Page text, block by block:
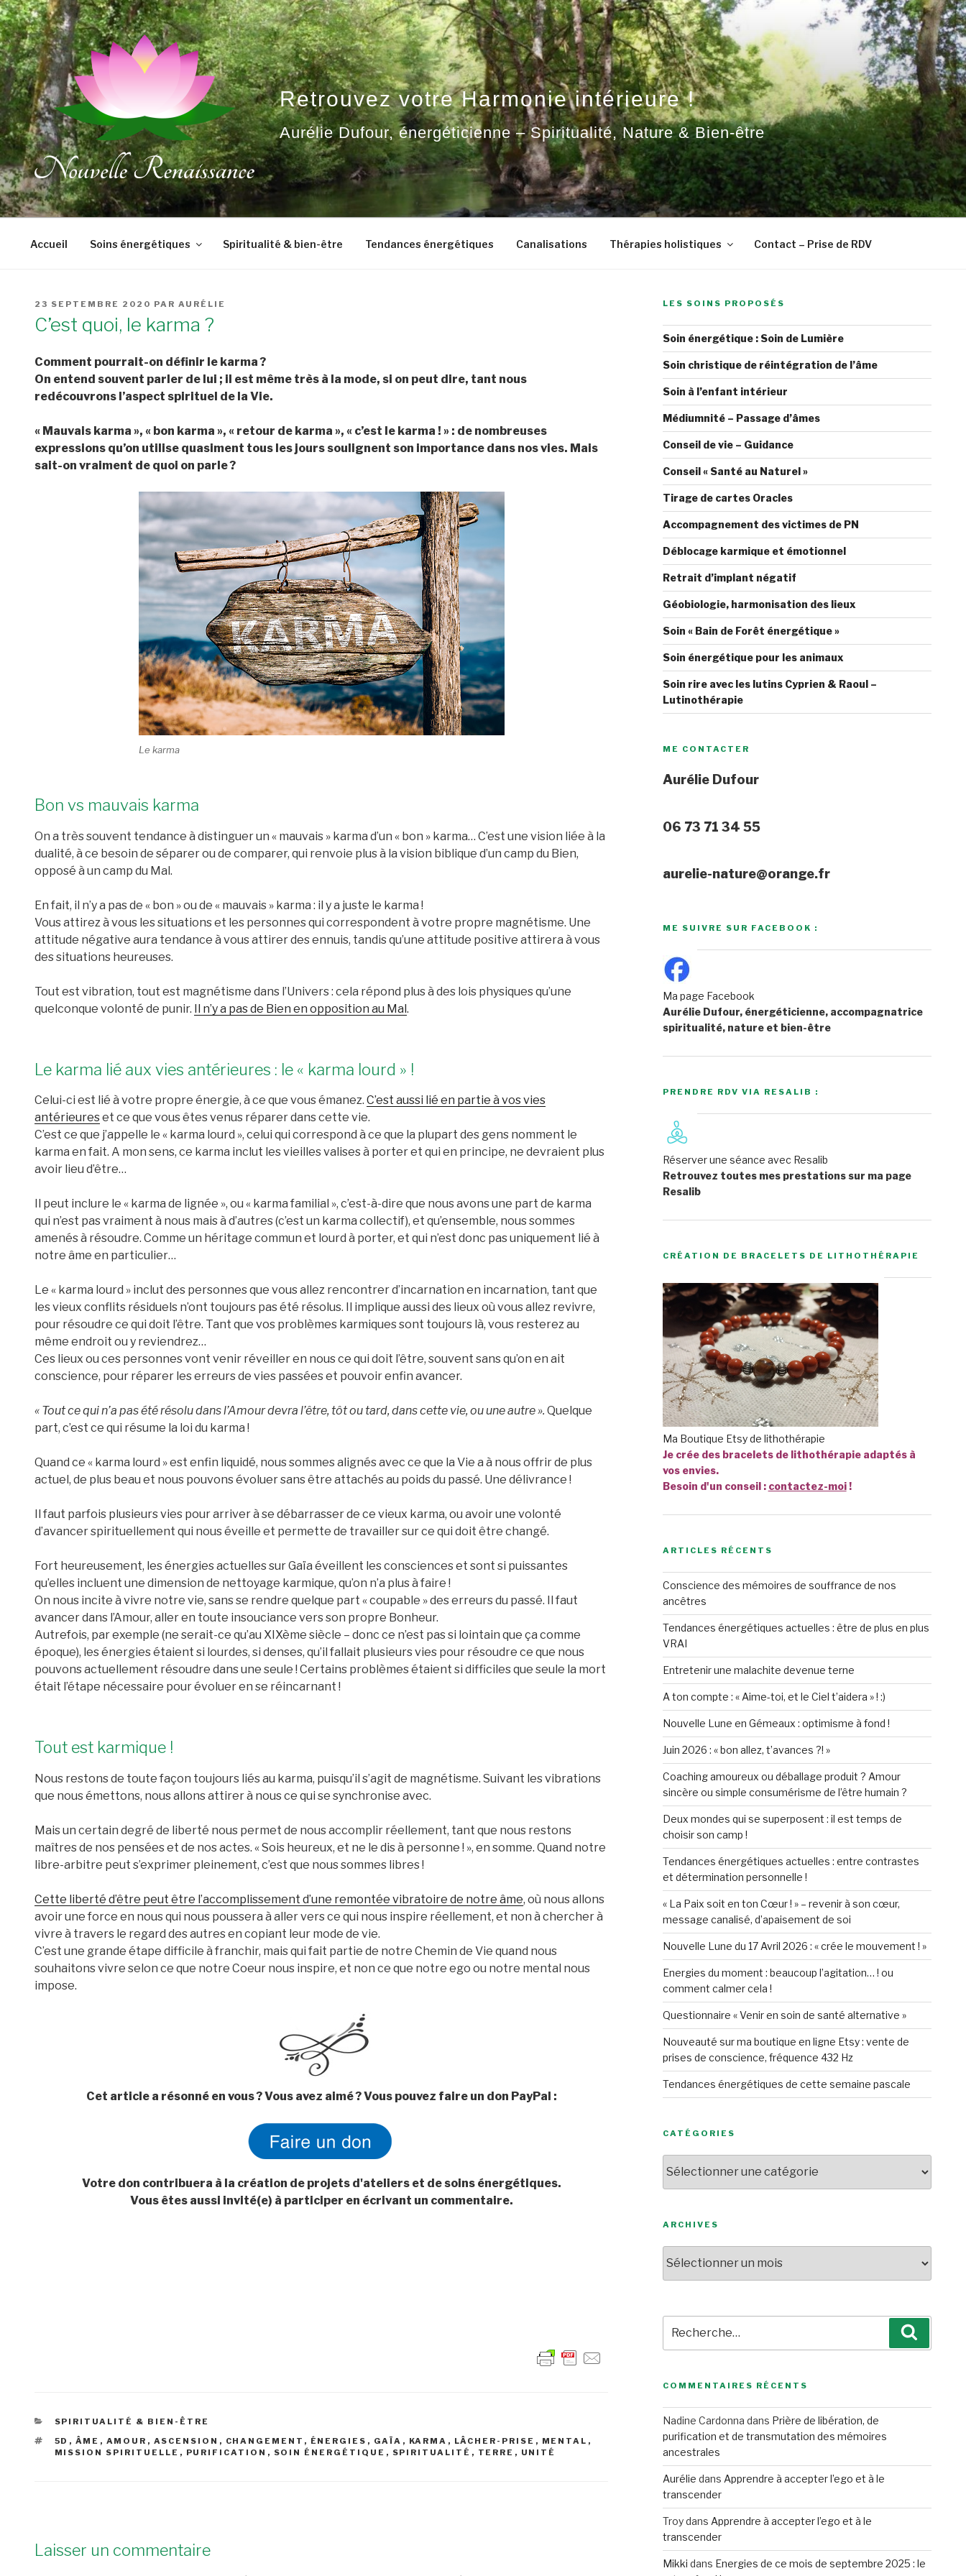
Aller
au
contenu
principal
Retrouvez votre Harmonie intérieure !
Aurélie Dufour, énergéticienne – Spiritualité, Nature & Bien-être
Accueil Soins énergétiques Spiritualité & bien-être Tendances énergétiques Canalisations Thérapies holistiques Contact – Prise de RDV
PUBLIÉ
23 SEPTEMBRE 2020 PAR AURÉLIE
C’est quoi, le karma ?
Comment pourrait-on définir le karma ?
On entend souvent parler de lui ; il est même très à la mode, si on peut dire, tant nous
redécouvrons l’aspect spirituel de la Vie.
« Mauvais karma », « bon karma », « retour de karma », « c’est le karma ! » : de nombreuses
expressions qu’on utilise quasiment tous les jours soulignent son importance dans nos vies. Mais
sait-on vraiment de quoi on parle ?
Le karma
Bon vs mauvais karma
On a très souvent tendance à distinguer un « mauvais » karma d’un « bon » karma… C’est une vision liée à la
dualité, à ce besoin de séparer ou de comparer, qui renvoie plus à la vision biblique d’un camp du Bien,
opposé à un camp du Mal.
En fait, il n’y a pas de « bon » ou de « mauvais » karma : il y a juste le karma !
Vous attirez à vous les situations et les personnes qui correspondent à votre propre magnétisme. Une
attitude négative aura tendance à vous attirer des ennuis, tandis qu’une attitude positive attirera à vous
des situations heureuses.
Tout est vibration, tout est magnétisme dans l’Univers : cela répond plus à des lois physiques qu’une
quelconque volonté de punir. Il n’y a pas de Bien en opposition au Mal.
Le karma lié aux vies antérieures : le « karma lourd » !
Celui-ci est lié à votre propre énergie, à ce que vous émanez. C’est aussi lié en partie à vos vies
antérieureset ce que vous êtes venus réparer dans cette vie.
C’est ce que j’appelle le « karma lourd », celui qui correspond à ce que la plupart des gens nomment le
karma en fait. A mon sens, ce karma inclut les vieilles valises à porter et qui en principe, ne devraient plus
avoir lieu d’être…
Il peut inclure le « karma de lignée », ou « karma familial », c’est-à-dire que nous avons une part de karma
qui n’est pas vraiment à nous mais à d’autres (c’est un karma collectif), et qu’ensemble, nous sommes
amenés à résoudre. Comme un héritage commun et lourd à porter, et qui n’est donc pas uniquement lié à
notre âme en particulier…
Le « karma lourd » inclut des personnes que vous allez rencontrer d’incarnation en incarnation, tant que
les vieux conflits résiduels n’ont toujours pas été résolus. Il implique aussi des lieux où vous allez revivre,
pour résoudre ce qui doit l’être. Tant que vos problèmes karmiques sont toujours là, vous resterez au
même endroit ou y reviendrez…
Ces lieux ou ces personnes vont venir réveiller en nous ce qui doit l’être, souvent sans qu’on en ait
conscience, pour réparer les erreurs de vies passées et pouvoir enfin avancer.
« Tout ce qui n’a pas été résolu dans l’Amour devra l’être, tôt ou tard, dans cette vie, ou une autre ». Quelque
part, c’est ce qui résume la loi du karma !
Quand ce « karma lourd » est enfin liquidé, nous sommes alignés avec ce que la Vie a à nous offrir de plus
actuel, de plus beau et nous pouvons évoluer sans être attachés au poids du passé. Une délivrance !
Il faut parfois plusieurs vies pour arriver à se débarrasser de ce vieux karma, ou avoir une volonté
d’avancer spirituellement qui nous éveille et permette de travailler sur ce qui doit être changé.
Fort heureusement, les énergies actuelles sur Gaïa éveillent les consciences et sont si puissantes
qu’elles incluent une dimension de nettoyage karmique, qu’on n’a plus à faire !
On nous incite à vivre notre vie, sans se rendre quelque part « coupable » des erreurs du passé. Il faut
avancer dans l’Amour, aller en toute insouciance vers son propre Bonheur.
Autrefois, par exemple (ne serait-ce qu’au XIXème siècle – donc ce n’est pas si lointain que ça comme
époque), les énergies étaient si lourdes, si denses, qu’il fallait plusieurs vies pour résoudre ce que nous
pouvons actuellement résoudre dans une seule ! Certains problèmes étaient si difficiles que seule la mort
était l’étape nécessaire pour évoluer en se réincarnant !
Tout est karmique !
Nous restons de toute façon toujours liés au karma, puisqu’il s’agit de magnétisme. Suivant les vibrations
que nous émettons, nous allons attirer à nous ce qui se synchronise avec.
Mais un certain degré de liberté nous permet de nous accomplir réellement, tant que nous restons
maîtres de nos pensées et de nos actes. « Sois heureux, et ne le dis à personne ! », en somme. Quand notre
libre-arbitre peut s’exprimer pleinement, c’est que nous sommes libres !
Cette liberté d’être peut être l’accomplissement d’une remontée vibratoire de notre âme, où nous allons
avoir une force en nous qui nous poussera à aller vers ce qui nous inspire réellement, et non à chercher à
vivre à travers le regard des autres en copiant leur mode de vie.
C’est une grande étape difficile à franchir, mais qui fait partie de notre Chemin de Vie quand nous
souhaitons vivre selon ce que notre Coeur nous inspire, et non ce que notre ego ou notre mental nous
impose.
Cet article a résonné en vous ? Vous avez aimé ? Vous pouvez faire un don PayPal :
Votre don contribuera à la création de projets d'ateliers et de soins énergétiques.
Vous êtes aussi invité(e) à participer en écrivant un commentaire.
CATÉGORIES
SPIRITUALITÉ & BIEN-ÊTRE
ÉTIQUETTES
5D , ÂME , AMOUR , ASCENSION , CHANGEMENT , ÉNERGIES , GAÏA , KARMA , LÂCHER-PRISE , MENTAL ,
MISSION SPIRITUELLE , PURIFICATION , SOIN ÉNERGÉTIQUE , SPIRITUALITÉ , TERRE , UNITÉ
Laisser un commentaire
LES SOINS PROPOSÉS
Soin énergétique : Soin de Lumière
Soin christique de réintégration de l’âme
Soin à l’enfant intérieur
Médiumnité – Passage d’âmes
Conseil de vie – Guidance
Conseil « Santé au Naturel »
Tirage de cartes Oracles
Accompagnement des victimes de PN
Déblocage karmique et émotionnel
Retrait d’implant négatif
Géobiologie, harmonisation des lieux
Soin « Bain de Forêt énergétique »
Soin énergétique pour les animaux
Soin rire avec les lutins Cyprien & Raoul –
Lutinothérapie
ME CONTACTER
Aurélie Dufour
06 73 71 34 55
aurelie-nature@orange.fr
ME SUIVRE SUR FACEBOOK :
Ma page Facebook
Aurélie Dufour, énergéticienne, accompagnatrice
spiritualité, nature et bien-être
PRENDRE RDV VIA RESALIB :
Réserver une séance avec Resalib
Retrouvez toutes mes prestations sur ma page
Resalib
CRÉATION DE BRACELETS DE LITHOTHÉRAPIE
Ma Boutique Etsy de lithothérapie
Je crée des bracelets de lithothérapie adaptés à
vos envies.
Besoin d'un conseil : contactez-moi!
ARTICLES RÉCENTS
Conscience des mémoires de souffrance de nos
ancêtres
Tendances énergétiques actuelles : être de plus en plus
VRAI
Entretenir une malachite devenue terne
A ton compte : « Aime-toi, et le Ciel t’aidera » ! :)
Nouvelle Lune en Gémeaux : optimisme à fond !
Juin 2026 : « bon allez, t’avances ?! »
Coaching amoureux ou déballage produit ? Amour
sincère ou simple consumérisme de l’être humain ?
Deux mondes qui se superposent : il est temps de
choisir son camp !
Tendances énergétiques actuelles : entre contrastes
et détermination personnelle !
« La Paix soit en ton Cœur ! » – revenir à son cœur,
message canalisé, d’apaisement de soi
Nouvelle Lune du 17 Avril 2026 : « crée le mouvement ! »
Energies du moment : beaucoup l’agitation… ! ou
comment calmer cela !
Questionnaire « Venir en soin de santé alternative »
Nouveauté sur ma boutique en ligne Etsy : vente de
prises de conscience, fréquence 432 Hz
Tendances énergétiques de cette semaine pascale
CATÉGORIES
ARCHIVES
pour
:
COMMENTAIRES RÉCENTS
Nadine Cardonna dans Prière de libération, de
purification et de transmutation des mémoires
ancestrales
Aurélie dans Apprendre à accepter l’ego et à le
transcender
Troydans Apprendre à accepter l’ego et à le
transcender
Mikki dans Energies de ce mois de septembre 2025 : le